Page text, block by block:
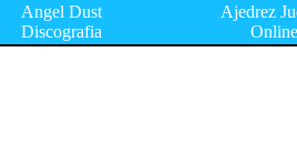
Angel Dust
Discografia
Ajedrez
Online